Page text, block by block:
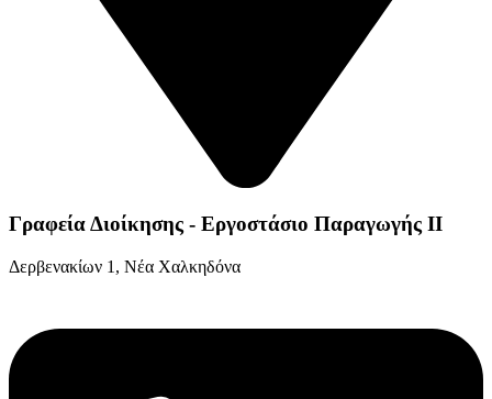
Γραφεία Διοίκησης - Εργοστάσιο Παραγωγής ΙΙ
Δερβενακίων 1, Νέα Χαλκηδόνα